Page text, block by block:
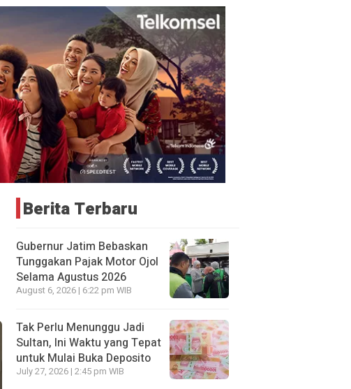
Berita Terbaru
Gubernur Jatim Bebaskan
Tunggakan Pajak Motor Ojol
Selama Agustus 2026
August 6, 2026 | 6:22 pm WIB
Tak Perlu Menunggu Jadi
Sultan, Ini Waktu yang Tepat
untuk Mulai Buka Deposito
July 27, 2026 | 2:45 pm WIB